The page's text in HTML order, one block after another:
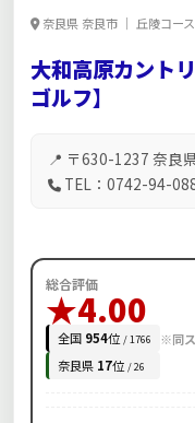
奈良県 奈良市 ｜ 丘陵コース
大和高原カント
ゴルフ】
📍 〒630-1237 奈良
TEL：0742-94-
総合評価
★4.00
全国 954位 / 1766
奈良県 17位 / 26
※同